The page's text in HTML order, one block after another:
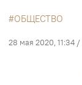
ОБЩЕСТВО
28 мая 2020, 11:34 /